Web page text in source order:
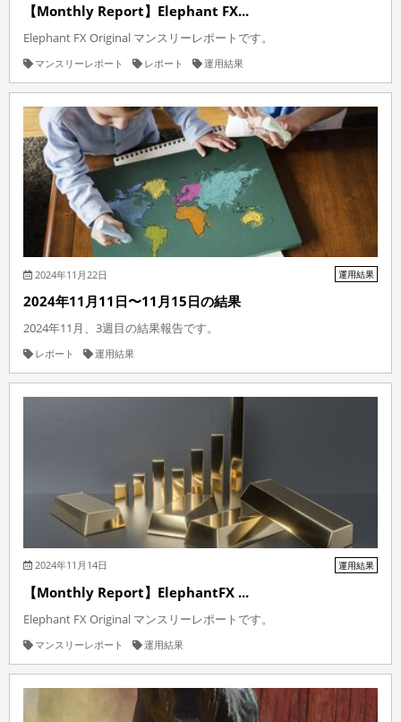
【Monthly Report】Elephant FX...
Elephant FX Original マンスリーレポートです。
マンスリーレポート レポート 運用結果
2024年11月22日 運用結果
2024年11月11日〜11月15日の結果
2024年11月、3週目の結果報告です。
レポート 運用結果
2024年11月14日 運用結果
【Monthly Report】ElephantFX ...
Elephant FX Original マンスリーレポートです。
マンスリーレポート 運用結果